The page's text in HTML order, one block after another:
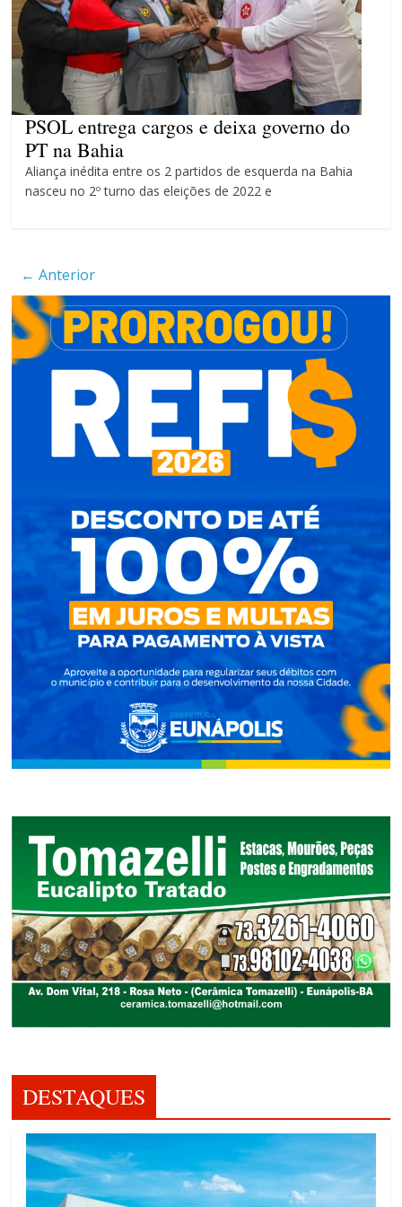
Ministro do STF André
Mendonça precisa explicar
dúvidas no ar
PSOL entrega cargos e deixa governo do
PT na Bahia
Aliança inédita entre os 2 partidos de esquerda na Bahia
nasceu no 2º turno das eleições de 2022 e
← Anterior
DESTAQUES